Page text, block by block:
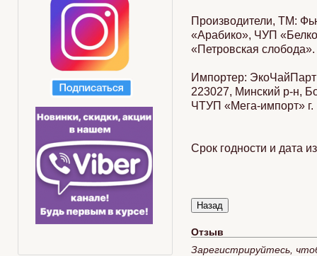
Производители, ТМ:
«Арабико», ЧУП
«Петровская слобода».
Импортер:
223027, Минский р-н,
ЧТУП «Мега-импорт»
Срок годности и дата
Отзыв
Зарегистрируйтесь,